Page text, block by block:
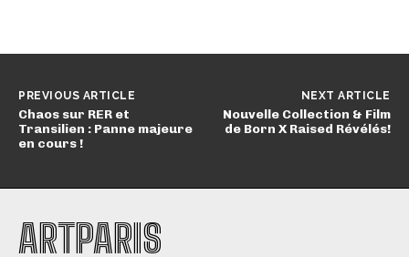
PREVIOUS ARTICLE
Chaos sur RER et
Transilien : Panne majeure
en cours !
NEXT ARTICLE
Nouvelle Collection & Film
de Born X Raised Révélés!
ARTPARIS